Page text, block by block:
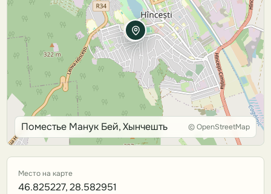
Поместье Манук Бей, Хынчешть © OpenStreetMap
Место на карте
46.825227, 28.582951